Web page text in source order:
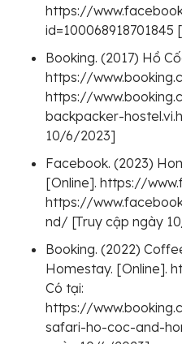
https://
Booking. (2017) Hồ
https://
https://
backpacker-
10/6/2023]
Facebook. (2023)
[Online]. https://
https://
nd/ [Truy cập ngày
Booking. (2022)
Homestay. [Online].
Có tại:
https://
safari-ho-coc-and-